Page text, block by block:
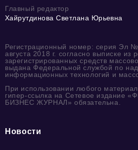
Главный редактор
Хайрутдинова Светлана Юрьевна
Регистрационный номер: серия Эл
августа 2018 г. согласно выписке из
зарегистрированных средств
выдана Федеральной службой по
информационных технологий и
При использовании любого
гипер-ссылка на Сетевое издание
БИЗНЕС ЖУРНАЛ» обязательна.
Новости